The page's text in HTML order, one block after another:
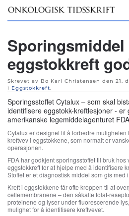
eggstokkreft
Skrevet av Bo Karl Christensen den 21.
i Eggstokkreft.
Sporingsstoffet Cytalux – som skal
identifisere eggstokk-kreftlesjoner - er
amerikanske legemiddelagenturet
Cytalux er designet til å forbedre muligheten
kreftvev i eggstokkene, som normalt er
operasjonen.
FDA har godkjent sporingsstoffet til bruk hos
eggstokkreft for at hjelpe med å identifisere
Stoffet er et diagnostisk middel som gis med
Kreft i eggstokkene får ofte kroppen til at
cellemembranene – den såkalte folat-
proteinene og lyser under fluorescerende
mulighet for å identifisere kreftvevet.